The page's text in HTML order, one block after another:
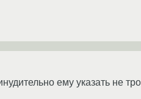
ему указать не